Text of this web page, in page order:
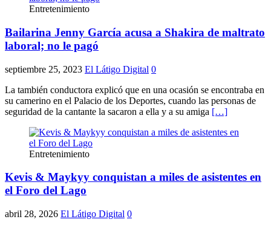
Entretenimiento
Bailarina Jenny García acusa a Shakira de maltrato
laboral; no le pagó
septiembre 25, 2023 El Látigo Digital 0
La también conductora explicó que en una ocasión se encontraba en
su camerino en el Palacio de los Deportes, cuando las personas de
seguridad de la cantante la sacaron a ella y a su amiga […]
Entretenimiento
Kevis & Maykyy conquistan a miles de asistentes en
el Foro del Lago
abril 28, 2026 El Látigo Digital 0